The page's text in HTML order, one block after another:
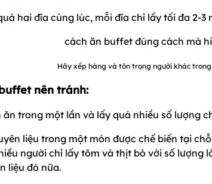
hai đĩa cùng lúc, mỗi đĩa chỉ lấy tối đa 2-3
Hãy xếp hàng và tôn trọng người khác
nên tránh:
trong một lần và lấy quá nhiều số lượng
liệu trong một món được chế biến tại
người chỉ lấy tôm và thịt bò với số lượng
liệu đó nữa.